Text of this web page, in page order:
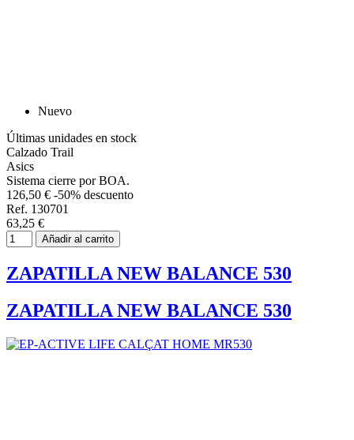
Nuevo
Últimas unidades en stock
Calzado Trail
Asics
Sistema cierre por BOA.
126,50 € -50% descuento
Ref. 130701
63,25 €
Añadir al carrito
ZAPATILLA NEW BALANCE 530
ZAPATILLA NEW BALANCE 530